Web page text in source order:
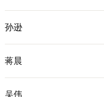
孙逊
蒋晨
吴伟